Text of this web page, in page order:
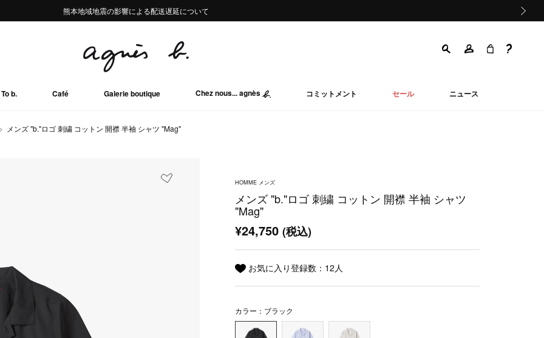
熊本地域地震の影響による配送遅延について
Summer Sale 2buy10%OFF!!
熊本地域地震の影響による配送遅延について
Summer Sale 2buy10%OFF!!
To b. Café Galerie boutique Chez nous... agnès コミットメント セール ニュース
メンズ "b."ロゴ 刺繍 コットン 開襟 半袖 シャツ "Mag"
HOMME メンズ
メンズ "b."ロゴ 刺繍 コットン 開襟 半袖 シャツ
"Mag"
¥24,750(税込)
お気に入り登録数： 12人
カラー：ブラック